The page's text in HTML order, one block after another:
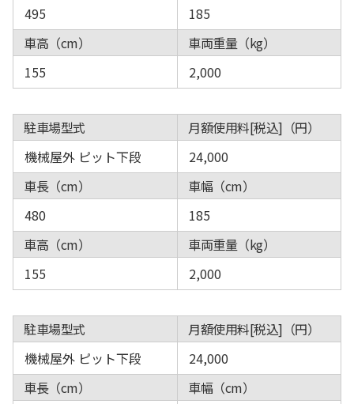
495
185
車高（cm）
車両重量（kg）
155
2,000
駐車場型式
月額使用料[税込]（円）
機械屋外 ピット下段
24,000
車長（cm）
車幅（cm）
480
185
車高（cm）
車両重量（kg）
155
2,000
駐車場型式
月額使用料[税込]（円）
機械屋外 ピット下段
24,000
車長（cm）
車幅（cm）